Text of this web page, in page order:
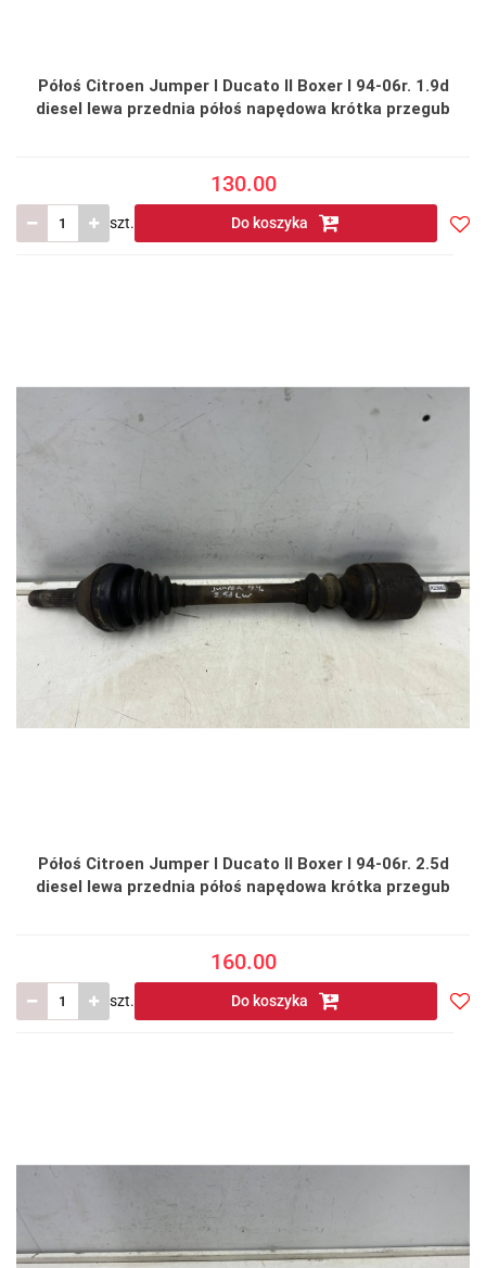
Półoś Citroen Jumper I Ducato II Boxer I 94-06r. 1.9d
diesel lewa przednia półoś napędowa krótka przegub
130.00
szt. Do koszyka
Półoś Citroen Jumper I Ducato II Boxer I 94-06r. 2.5d
diesel lewa przednia półoś napędowa krótka przegub
160.00
szt. Do koszyka